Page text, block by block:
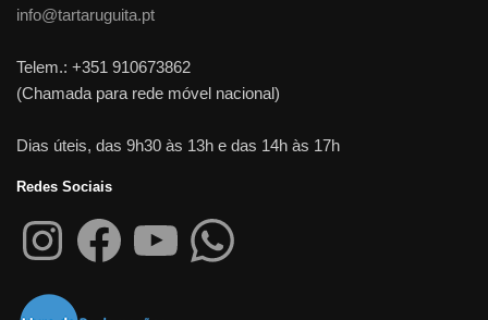
info@tartaruguita.pt
Telem.: +351 910673862
(Chamada para rede móvel nacional)
Dias úteis, das 9h30 às 13h e das 14h às 17h
Redes Sociais